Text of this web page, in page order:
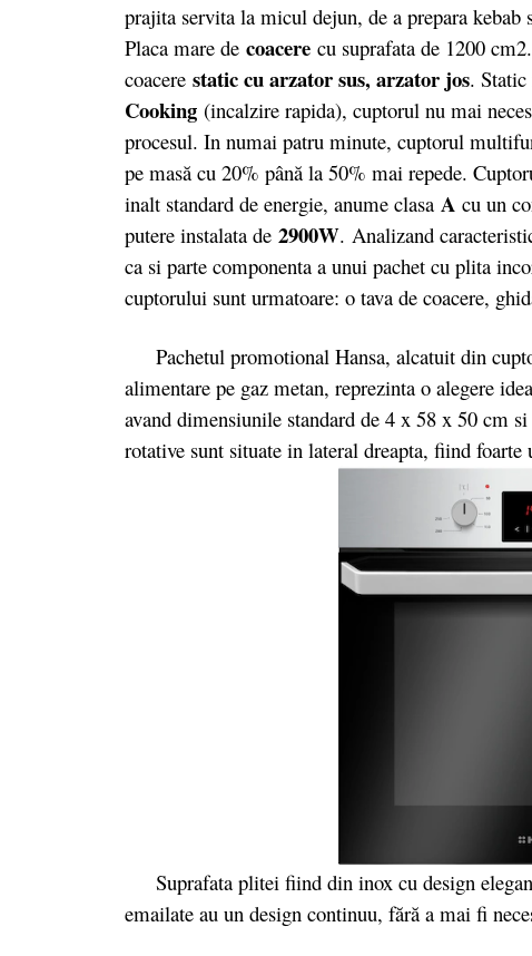
prajita servita la micul dejun, de a prepara
Placa mare de coacere cu suprafata de 1200 cm2.
coacere static cu arzator sus, arzator jos.
Cooking (incalzire rapida), cuptorul nu mai
procesul. In numai patru minute, cuptorul
pe masă cu 20% până la 50% mai repede.
inalt standard de energie, anume clasa A cu un
putere instalata de 2900W. Analizand
ca si parte componenta a unui pachet cu plita
cuptorului sunt urmatoare: o tava de coacere,
Pachetul promotional Hansa, alcatuit din
alimentare pe gaz metan, reprezinta o alegere
avand dimensiunile standard de 4 x 58 x 50 cm
rotative sunt situate in lateral dreapta, fiind foarte
Suprafata plitei fiind din inox cu design
emailate au un design continuu, fără a mai fi